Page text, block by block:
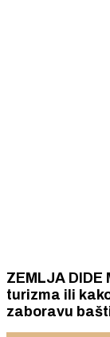
ZEMLJA
turizma ili kako je don Stipe
zaboravu